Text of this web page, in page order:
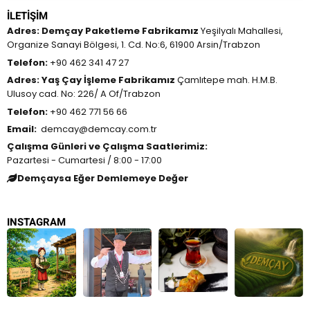
İLETIŞIM
Adres: Demçay Paketleme Fabrikamız Yeşilyalı Mahallesi,
Organize Sanayi Bölgesi, 1. Cd. No:6, 61900 Arsin/Trabzon
Telefon: +90 462 341 47 27
Adres:Yaş Çay İşleme Fabrikamız Çamlıtepe mah. H.M.B.
Ulusoy cad. No: 226/ A Of/Trabzon
Telefon: +90 462 771 56 66
Email: demcay@demcay.com.tr
Çalışma Günleri ve Çalışma Saatlerimiz:
Pazartesi - Cumartesi / 8:00 - 17:00
Demçaysa Eğer Demlemeye Değer
INSTAGRAM